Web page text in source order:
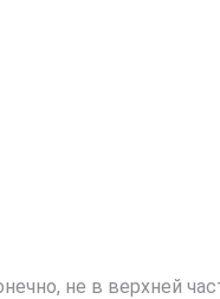
не в верхней